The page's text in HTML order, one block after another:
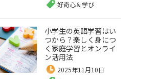
好奇心＆学び
小学生の英語学習はい
つから？楽しく身につ
く家庭学習とオンライ
ン活用法
2025年11月10日